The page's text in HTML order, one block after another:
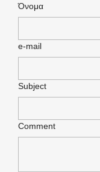
Όνομα
e-mail
Subject
Comment